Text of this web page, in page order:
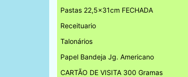
Pastas 22,5x31cm FECHADA
Receituario
Talonários
Papel Bandeja Jg. Americano
CARTÃO DE VISITA 300 Gramas